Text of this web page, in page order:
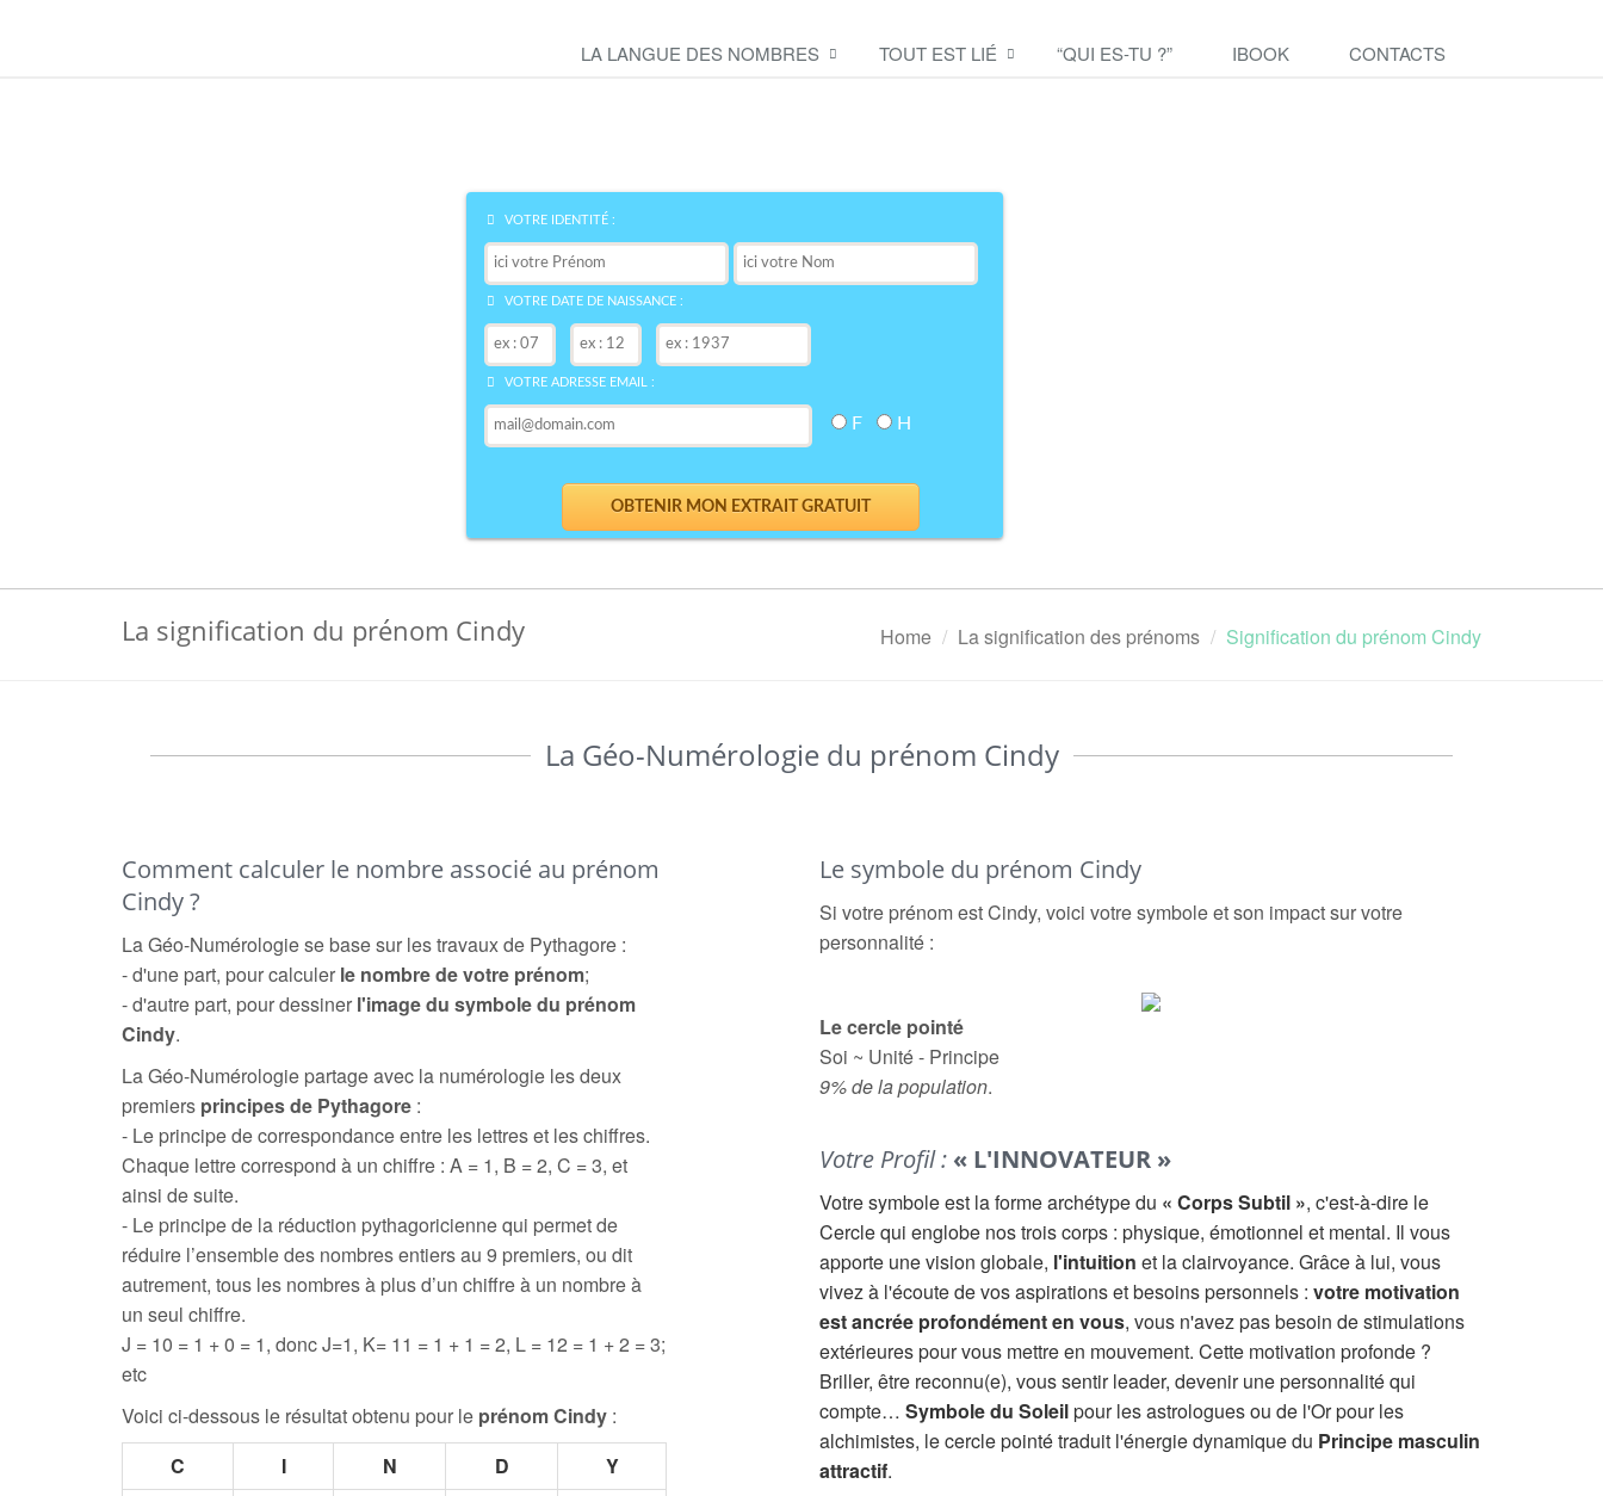
LA LANGUE DES NOMBRES TOUT EST LIÉ “QUI ES-TU ?” IBOOK CONTACTS
VOTRE IDENTITÉ :
VOTRE DATE DE NAISSANCE :
VOTRE ADRESSE EMAIL :
F H
La signification du prénom Cindy Home La signification des prénoms Signification du prénom Cindy
La Géo-Numérologie du prénom Cindy
Comment calculer le nombre associé au prénom
Cindy ?
La Géo-Numérologie se base sur les travaux de Pythagore :
- d'une part, pour calculer le nombre de votre prénom;
- d'autre part, pour dessiner l'image du symbole du prénom
Cindy.
La Géo-Numérologie partage avec la numérologie les deux
premiers principes de Pythagore :
- Le principe de correspondance entre les lettres et les chiffres.
Chaque lettre correspond à un chiffre : A = 1, B = 2, C = 3, et
ainsi de suite.
- Le principe de la réduction pythagoricienne qui permet de
réduire l’ensemble des nombres entiers au 9 premiers, ou dit
autrement, tous les nombres à plus d’un chiffre à un nombre à
un seul chiffre.
J = 10 = 1 + 0 = 1, donc J=1, K= 11 = 1 + 1 = 2, L = 12 = 1 + 2 = 3;
etc
Voici ci-dessous le résultat obtenu pour le prénom Cindy :
C
I N D
Y
Le symbole du prénom Cindy
Si votre prénom est Cindy, voici votre symbole et son impact sur votre
personnalité :
Le cercle pointé
Soi ~ Unité - Principe
9% de la population.
Votre Profil : « L'INNOVATEUR »
Votre symbole est la forme archétype du « Corps Subtil », c'est-à-dire le
Cercle qui englobe nos trois corps : physique, émotionnel et mental. Il vous
apporte une vision globale, l'intuition et la clairvoyance. Grâce à lui, vous
vivez à l'écoute de vos aspirations et besoins personnels : votre motivation
est ancrée profondément en vous, vous n'avez pas besoin de stimulations
extérieures pour vous mettre en mouvement. Cette motivation profonde ?
Briller, être reconnu(e), vous sentir leader, devenir une personnalité qui
compte… Symbole du Soleilpour les astrologues ou de l'Or pour les
alchimistes, le cercle pointé traduit l'énergie dynamique du Principe masculin
attractif.